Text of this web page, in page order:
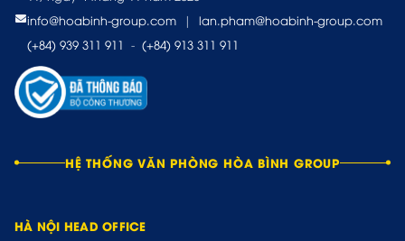
info@hoabinh-group.com
|
lan.pham@hoabinh-group.com
(+84) 939 311 911 - (+84) 913 311 911
HỆ THỐNG VĂN PHÒNG HÒA BÌNH GROUP
HÀ NỘI HEAD OFFICE